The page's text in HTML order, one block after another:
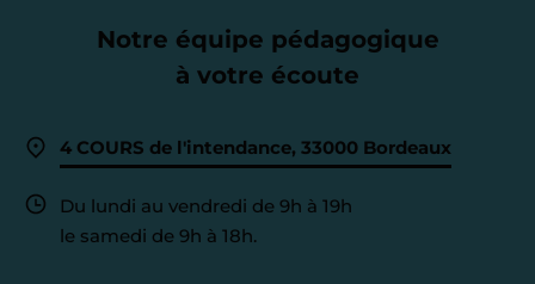
Notre équipe pédagogique
à votre écoute
4 COURS de l'intendance, 33000 Bordeaux
Du lundi au vendredi de 9h à 19h
le samedi de 9h à 18h.